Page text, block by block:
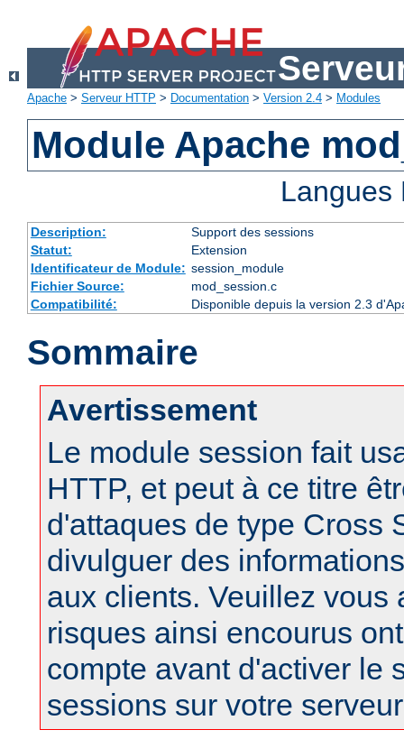
Apache > Serveur HTTP > Documentation > Version 2.4 > Modules
Module Apache
Description:
Support des sessions
Statut:
Extension
Identificateur de Module: session_module
Fichier Source:
mod_session.c
Compatibilité:
Disponible depuis la version 2.3
Sommaire
Avertissement
Le module session fait
HTTP, et peut à ce titre
d'attaques de type Cross
divulguer des
aux clients. Veuillez vous
risques ainsi encourus
compte avant d'activer le
sessions sur votre